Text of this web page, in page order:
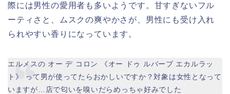
際には男性の愛用者も多いようです。甘すぎないフル
ーティさと、ムスクの爽やかさが、男性にも受け入れ
られやすい香りになっています。
エルメスの オー デ コロン 《オー ドゥ ルバーブ エカルラッ
ト》 って男が使ってたらおかしいですか？対象は女性となって
いますが…店で匂いを嗅いだらめっちゃ好みでした